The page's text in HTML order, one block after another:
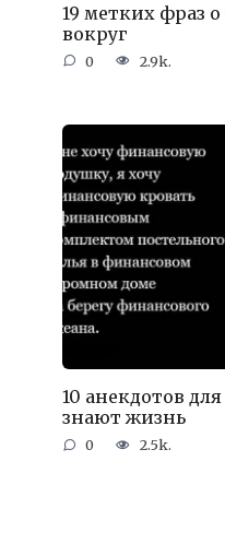
19 метких фраз
вокруг
0 2.9k.
10 анекдотов
знают жизнь
0 2.5k.